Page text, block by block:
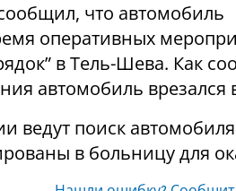
что автомобиль
оперативных
в Тель-Шева. Как
автомобиль врезался
ведут поиск
в больницу для